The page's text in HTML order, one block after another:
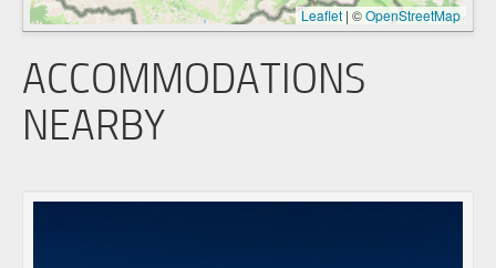
Leaflet | ©OpenStreetMap
ACCOMMODATIONS
NEARBY